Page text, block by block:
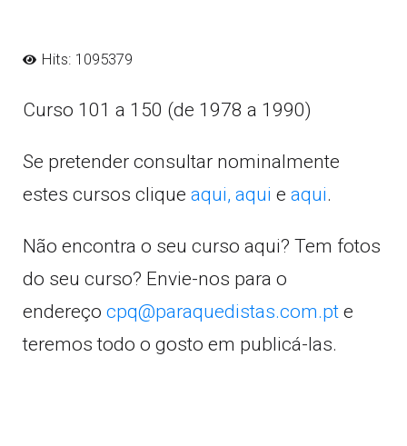
Hits: 1095379
Curso 101 a 150 (de 1978 a 1990)
Se pretender consultar nominalmente
estes cursos clique aqui, aqui e aqui.
Não encontra o seu curso aqui? Tem fotos
do seu curso? Envie-nos para o
endereço cpq@paraquedistas.com.pt e
teremos todo o gosto em publicá-las.